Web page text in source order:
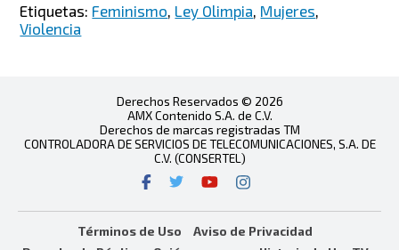
Etiquetas: Feminismo Ley Olimpia Mujeres
Violencia
Derechos Reservados © 2026
AMX Contenido S.A. de C.V.
Derechos de marcas registradas TM
CONTROLADORA DE SERVICIOS DE TELECOMUNICACIONES, S.A. DE
C.V. (CONSERTEL)
Términos de Uso
Aviso de Privacidad